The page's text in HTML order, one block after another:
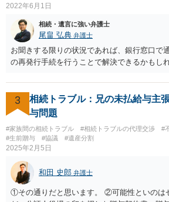
2022年6月1日
相続・遺言に強い弁護士
尾畠 弘典 弁護士
お聞きする限りの状況であれば、銀行窓口で
の再発行手続を行うことで解決できるかもしれ
3
相続トラブル：兄の未払給与主
与問題
#家族間の相続トラブル #相続トラブルの代理交渉
#
#生前贈与
#協議 #遺産分割
2025年2月5日
和田 史郎 弁護士
①その通りだと思います。 ②可能性といのは